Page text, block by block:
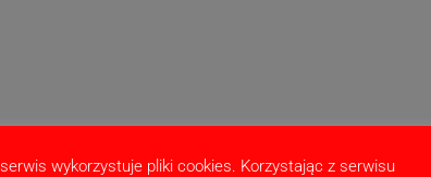
wykorzystuje pliki cookies. Korzystając z serwisu